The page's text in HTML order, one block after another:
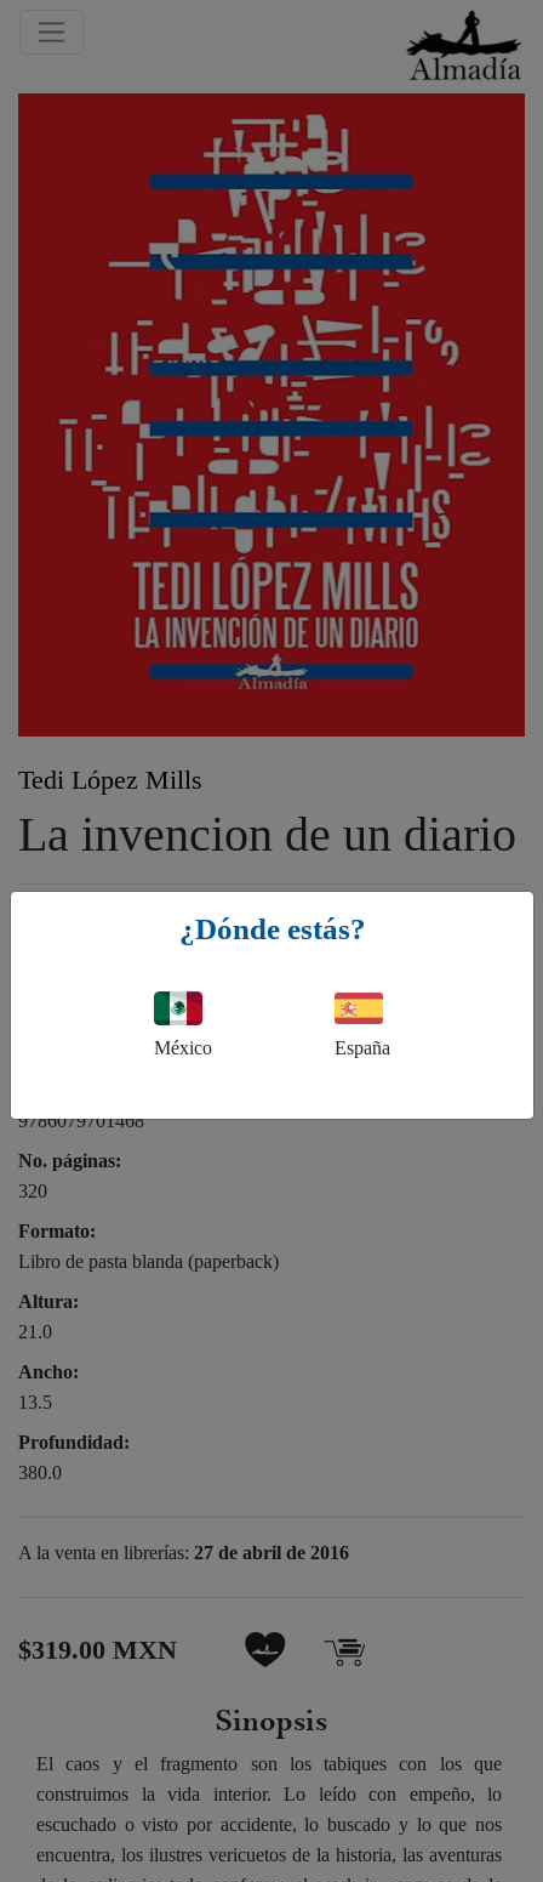
Tedi López Mills
La invencion de un diario
FB - Ficción: general y literaria, FQ - Ficción sobre estilos de vida
9786079701468
No. páginas:
320
Formato:
Libro de pasta blanda (paperback)
Altura:
21.0
Ancho:
13.5
Profundidad:
380.0
A la venta en librerías: 27 de abril de 2016
$319.00 MXN
Sinopsis
El caos y el fragmento son los tabiques con los que
construimos la vida interior. Lo leído con empeño, lo
escuchado o visto por accidente, lo buscado y lo que nos
encuentra, los ilustres vericuetos de la historia, las aventuras
¿Dónde estás?
México España